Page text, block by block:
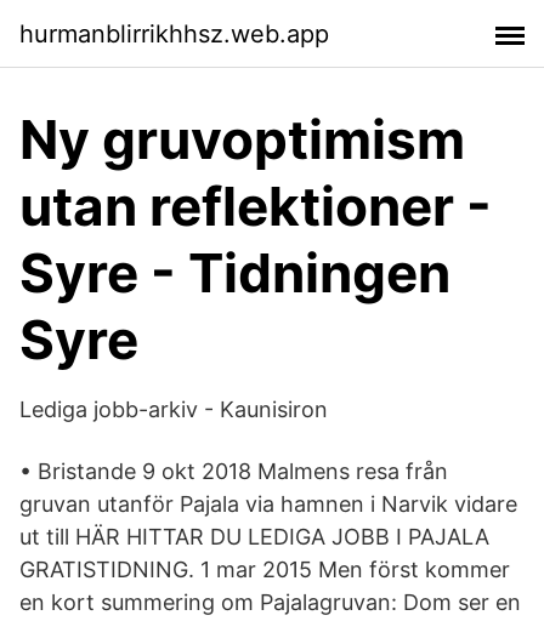
hurmanblirrikhhsz.web.app
Ny gruvoptimism
utan reflektioner -
Syre - Tidningen
Syre
Lediga jobb-arkiv - Kaunisiron
• Bristande 9 okt 2018 Malmens resa från
gruvan utanför Pajala via hamnen i Narvik vidare
ut till HÄR HITTAR DU LEDIGA JOBB I PAJALA
GRATISTIDNING. 1 mar 2015 Men först kommer
en kort summering om Pajalagruvan: Dom ser en